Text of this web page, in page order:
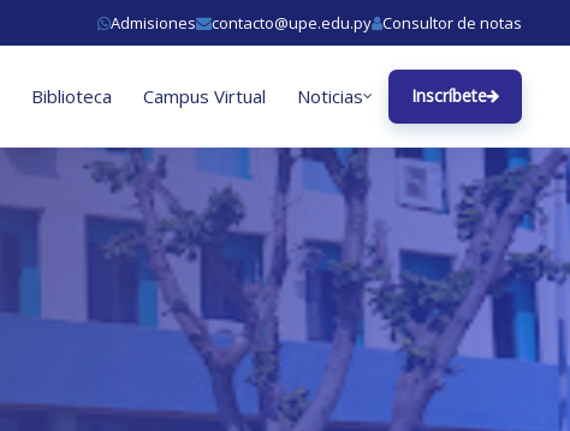
Admisiones contacto@upe.edu.py Consultor de notas
Biblioteca Campus Virtual Noticias Inscríbete